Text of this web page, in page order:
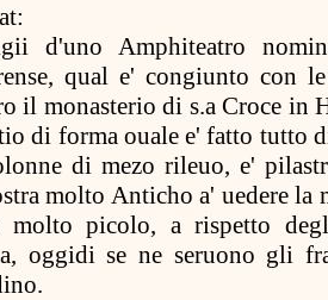
d'uno Amphiteatro
qual e' congiunto con
il monasterio di s.a Croce in
di forma ouale e' fatto tutto
di mezo rileuo, e'
molto Anticho a' uedere la
molto picolo, a rispetto
oggidi se ne seruono gli